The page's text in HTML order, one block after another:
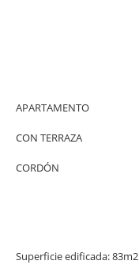
APARTAMENTO
CON TERRAZA
CORDÓN
Superficie edificada: 83m2